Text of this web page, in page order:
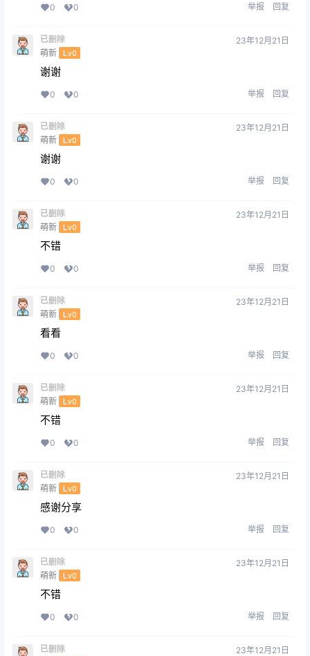
0 0 举报 回复
已删除
萌新 Lv0
23年12月21日
谢谢
0 0 举报 回复
已删除
萌新 Lv0
23年12月21日
谢谢
0 0 举报 回复
已删除
萌新 Lv0
23年12月21日
不错
0 0 举报 回复
已删除
萌新 Lv0
23年12月21日
看看
0 0 举报 回复
已删除
萌新 Lv0
23年12月21日
不错
0 0 举报 回复
已删除
萌新 Lv0
23年12月21日
感谢分享
0 0 举报 回复
已删除
萌新 Lv0
23年12月21日
不错
0 0 举报 回复
已删除
23年12月21日